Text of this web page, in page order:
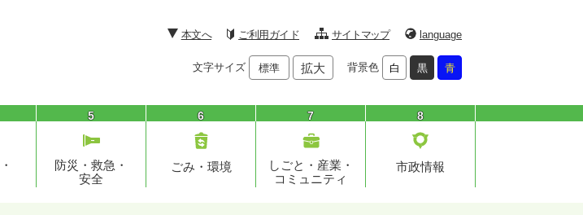
本文へ ご利用ガイド サイトマップ language
文字サイズ 標準 拡大 背景色 白 黒 青
5
防災・救急・
安全
6
ごみ・環境
7
しごと・産業・
コミュニティ
8
市政情報